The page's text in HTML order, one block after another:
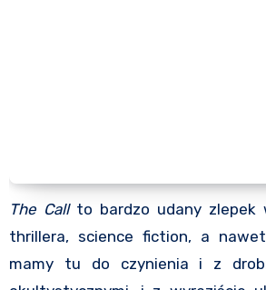
The Call to bardzo udany zlepek
thrillera, science fiction, a
mamy tu do czynienia i z